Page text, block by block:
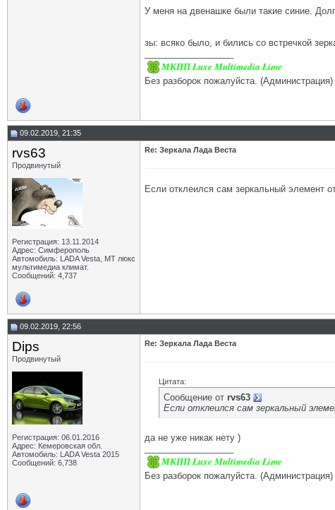
У меня на двенашке были такие синие.
зы: всяко было, и бились со встречкой
МКПП Luxe Multimedia Lime
Без разборок пожалуйста. (Администрация)
09.02.2019, 21:35
rvs63
Продвинутый
Регистрация: 13.11.2014
Адрес: Симферополь
Автомобиль: LADA Vesta, МТ люкс
мультимедиа климат.
Сообщений: 4,737
Re: Зеркала Лада Веста
Если отклеился сам зеркальный элемент
09.02.2019, 22:56
Dips
Продвинутый
Регистрация: 06.01.2016
Адрес: Кемеровская обл.
Автомобиль: LADA Vesta 2015
Сообщений: 6,738
Re: Зеркала Лада Веста
Цитата:
Сообщение от rvs63
Если отклеился сам зеркальный
да не уже никак нету )
МКПП Luxe Multimedia Lime
Без разборок пожалуйста. (Администрация)